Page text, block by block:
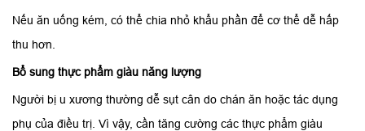
Nếu ăn uống kém, có thể chia nhỏ khẩu phần để cơ thể dễ hấp
thu hơn.
Bổ sung thực phẩm giàu năng lượng
Người bị u xương thường dễ sụt cân do chán ăn hoặc tác dụng
phụ của điều trị. Vì vậy, cần tăng cường các thực phẩm giàu